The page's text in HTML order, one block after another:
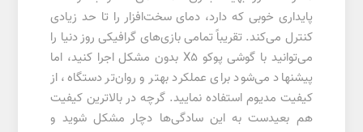
پایداری خوبی که دارد، دمای سخت‌افزار را تا حد زیادی
کنترل می‌کند. تقریباً تمامی بازی‌های گرافیکی روز دنیا را
می‌توانید با گوشی پوکو X5 بدون مشکل اجرا کنید، اما
پیشنهاد می‌شود برای عملکرد بهتر و روان‌تر دستگاه، از
کیفیت مدیوم استفاده نمایید. گرچه در بالاترین کیفیت
هم بعیدست به این سادگی‌ها دچار مشکل شوید و